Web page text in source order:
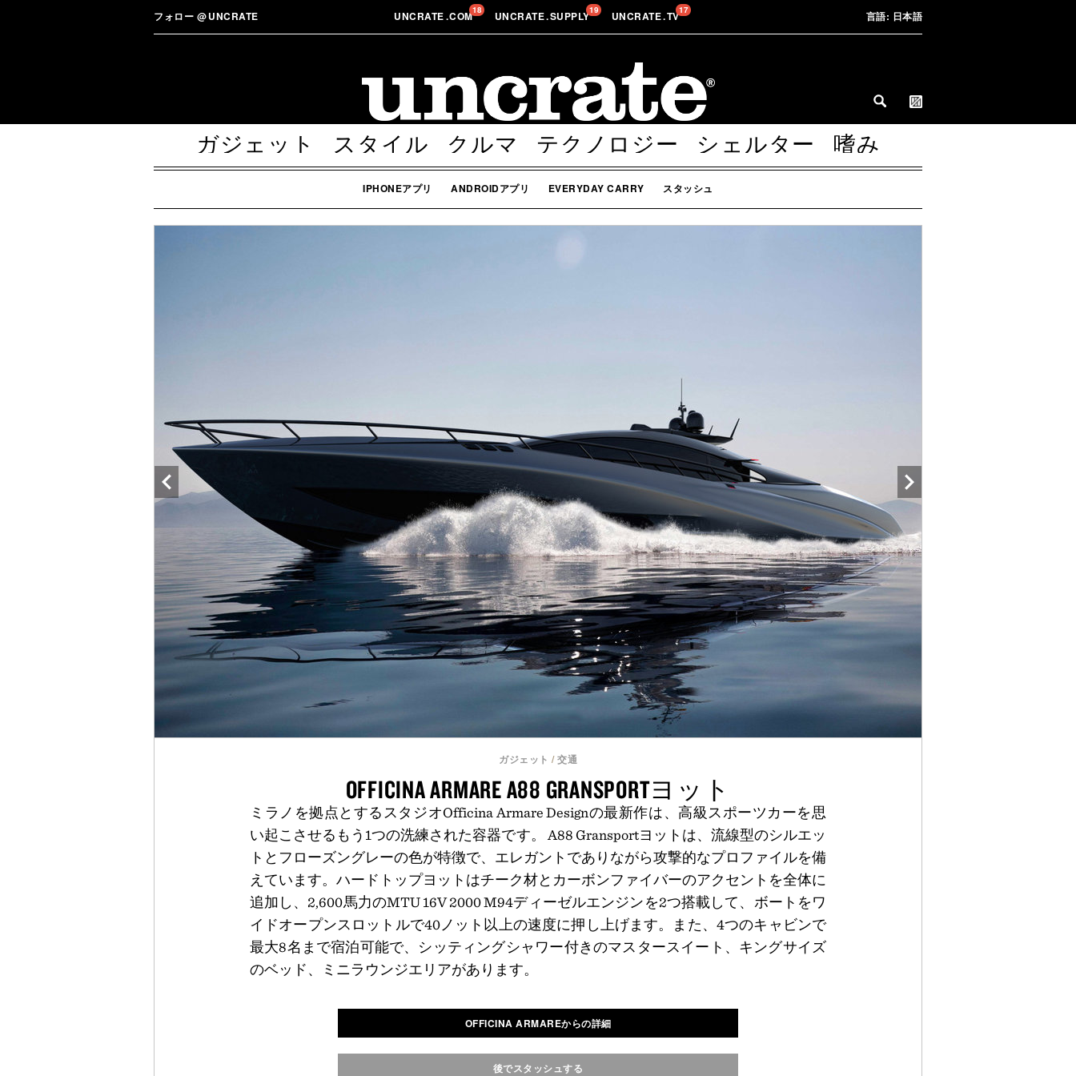
フォロー @UNCRATE UNCRATE.COM18 UNCRATE.SUPPLY19 UNCRATE.TV17 言語: 日本語
ガジェット スタイル クルマ テクノロジー シェルター
嗜み
ボディー
その他
IPHONEアプリ ANDROIDアプリ EVERYDAY CARRY スタッシュ
ガジェット /交通
OFFICINA ARMARE A88 GRANSPORTヨット
ミラノを拠点とするスタジオOfficina Armare Designの最新作は、高級スポーツカーを思
い起こさせるもう1つの洗練された容器です。 A88 Gransportヨットは、流線型のシルエッ
トとフローズングレーの色が特徴で、エレガントでありながら攻撃的なプロファイルを備
えています。ハードトップヨットはチーク材とカーボンファイバーのアクセントを全体に
追加し、2,600馬力のMTU 16V 2000 M94ディーゼルエンジンを2つ搭載して、ボートをワ
イドオープンスロットルで40ノット以上の速度に押し上げます。また、4つのキャビンで
最大8名まで宿泊可能で、シッティングシャワー付きのマスタースイート、キングサイズ
のベッド、ミニラウンジエリアがあります。
OFFICINA ARMAREからの詳細
後でスタッシュする